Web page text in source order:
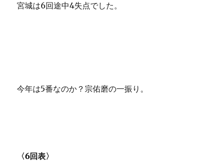
宮城は6回途中4失点でした。
今年は5番なのか？宗佑磨の一振り。
〈6回表〉